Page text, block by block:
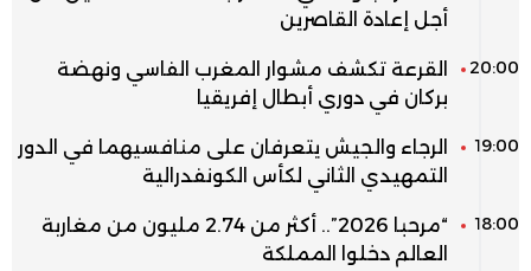
أجل إعادة القاصرين
20:00
القرعة تكشف مشوار المغرب الفاسي ونهضة
بركان في دوري أبطال إفريقيا
19:00
الرجاء والجيش يتعرفان على منافسيهما في الدور
التمهيدي الثاني لكأس الكونفدرالية
18:00
“مرحبا 2026”.. أكثر من 2.74 مليون من مغاربة
العالم دخلوا المملكة